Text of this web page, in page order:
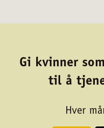
Gi kvinner
til å
Hver